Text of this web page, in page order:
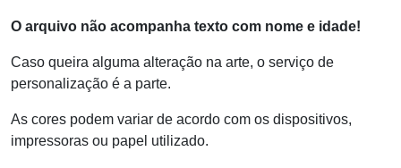
O arquivo não acompanha texto com nome e idade!
Caso queira alguma alteração na arte, o serviço de
personalização é a parte.
As cores podem variar de acordo com os dispositivos,
impressoras ou papel utilizado.